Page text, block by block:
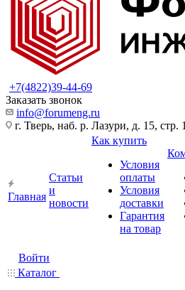
+7(4822)39-44-69
Заказать звонок
info@forumeng.ru
г. Тверь, наб. р. Лазури, д. 15, стр. 1
Главная
Статьи
и
новости
Как купить
Условия
оплаты
Условия
доставки
Гарантия
на товар
Войти
Каталог